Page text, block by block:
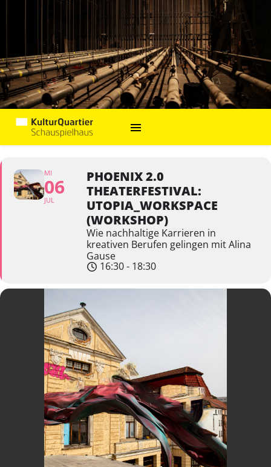
MI
06
JUL
PHOENIX 2.0
THEATERFESTIVAL:
UTOPIA_WORKSPACE
(WORKSHOP)
Wie nachhaltige Karrieren in
kreativen Berufen gelingen mit Alina
Gause
16:30 - 18:30